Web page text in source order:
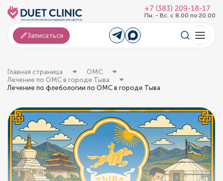
+7 (383) 209-18-17
Пн. - Вс. с 8.00 по 20.00
Записаться
Главная страница
ОМС
Лечение по ОМС в городе Тыва
Лечение по флебологии по ОМС в городе Тыва